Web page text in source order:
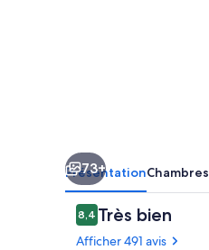
73+
PrésentationChambres
Avis
voyageurs
8,48,4 sur 10
Très bien
Afficher 491 avis